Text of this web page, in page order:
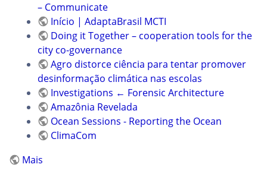
– Communicate
Início | AdaptaBrasil MCTI
Doing it Together – cooperation tools for the
city co-governance
Agro distorce ciência para tentar promover
desinformação climática nas escolas
Investigations ← Forensic Architecture
Amazônia Revelada
Ocean Sessions - Reporting the Ocean
ClimaCom
Mais